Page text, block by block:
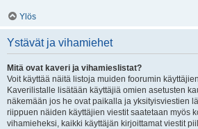
Ylös
Ystävät ja vihamiehet
Mitä ovat kaveri ja vihamieslistat?
Voit käyttää näitä listoja muiden foorumin
Kaverilistalle lisätään käyttäjiä omien asetusten
näkemään jos he ovat paikalla ja yksityisviestien
riippuen näiden käyttäjien viestit saatetaan myös
vihamieheksi, kaikki käyttäjän kirjoittamat viestit